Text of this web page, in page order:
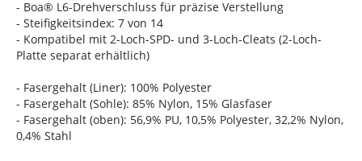
- Boa® L6-Drehverschluss für präzise Verstellung
- Steifigkeitsindex: 7 von 14
- Kompatibel mit 2-Loch-SPD- und 3-Loch-Cleats (2-Loch-
Platte separat erhältlich)
- Fasergehalt (Liner): 100% Polyester
- Fasergehalt (Sohle): 85% Nylon, 15% Glasfaser
- Fasergehalt (oben): 56,9% PU, 10,5% Polyester, 32,2% Nylon,
0,4% Stahl